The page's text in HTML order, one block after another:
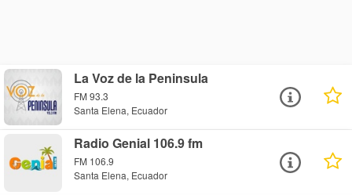
La Voz de la Peninsula
FM 93.3
Santa Elena, Ecuador
Radio Genial 106.9 fm
FM 106.9
Santa Elena, Ecuador